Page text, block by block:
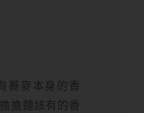
蕎麥本身的香
擔麵該有的香